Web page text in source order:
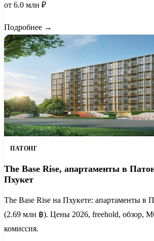
от 6.0 млн ₽
Подробнее →
ПАТОНГ
The Base Rise, апартаменты в
Пхукет
The Base Rise на Пхукете: апартаменты в
(2.69 млн ฿). Цены 2026, freehold, обзор,
комиссия.